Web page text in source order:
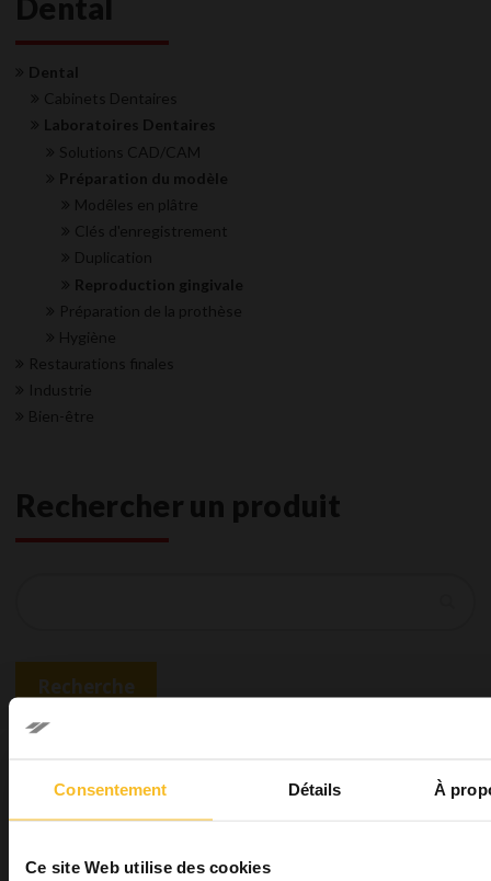
Consentement Détails À
Ce site Web utilise des cookies
Dental
Dental
Cabinets Dentaires
Laboratoires Dentaires
Solutions CAD/CAM
Préparation du modèle
Modêles en plâtre
Clés d'enregistrement
Duplication
Reproduction gingivale
Préparation de la prothèse
Hygiène
Restaurations finales
Industrie
Bien-être
Rechercher un produit
Recherche
Vous pourriez également être
intéressé par